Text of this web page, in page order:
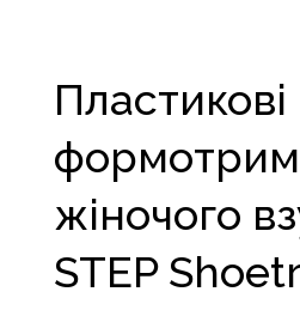
Пластикові
жіночого
STEP